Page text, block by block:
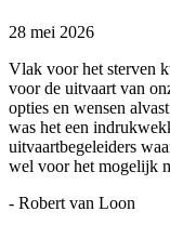
28 mei 2026
Vlak voor het sterven
voor de uitvaart van
opties en wensen
was het een
uitvaartbegeleiders
wel voor het mogelijk
- Robert van Loon